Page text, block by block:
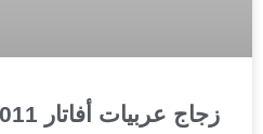
زجاج عربيات أفاتار 011 الأصلي